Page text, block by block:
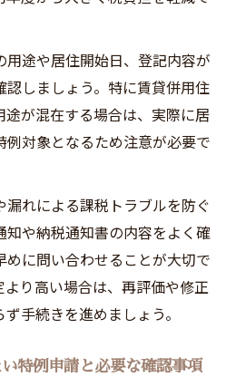
途や居住開始日、登記内容が
しましょう。特に賃貸併用住
が混在する場合は、実際に居
対象となるため注意が必要で
漏れによる課税トラブルを防ぐ
知や納税通知書の内容をよく確
に問い合わせることが大切で
り高い場合は、再評価や修正
手続きを進めましょう。
特例申請と必要な確認事項